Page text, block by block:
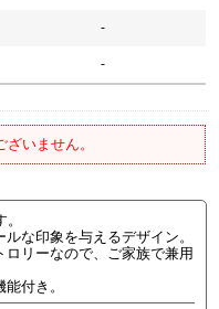
-
-
いません。
な印象を与えるデザイン。
リーなので、ご家族で兼用
付き。